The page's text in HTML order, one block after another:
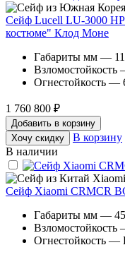
Сейф Lucell LU-3000
костюме" Клод Моне
Габариты мм —
Взломостойкость
Огнестойкость —
1 760 800 ₽
Добавить в корзину
Хочу скидку
В корзину
В наличии
Сейф Xiaomi CRMCR
Габариты мм —
Взломостойкость
Огнестойкость —